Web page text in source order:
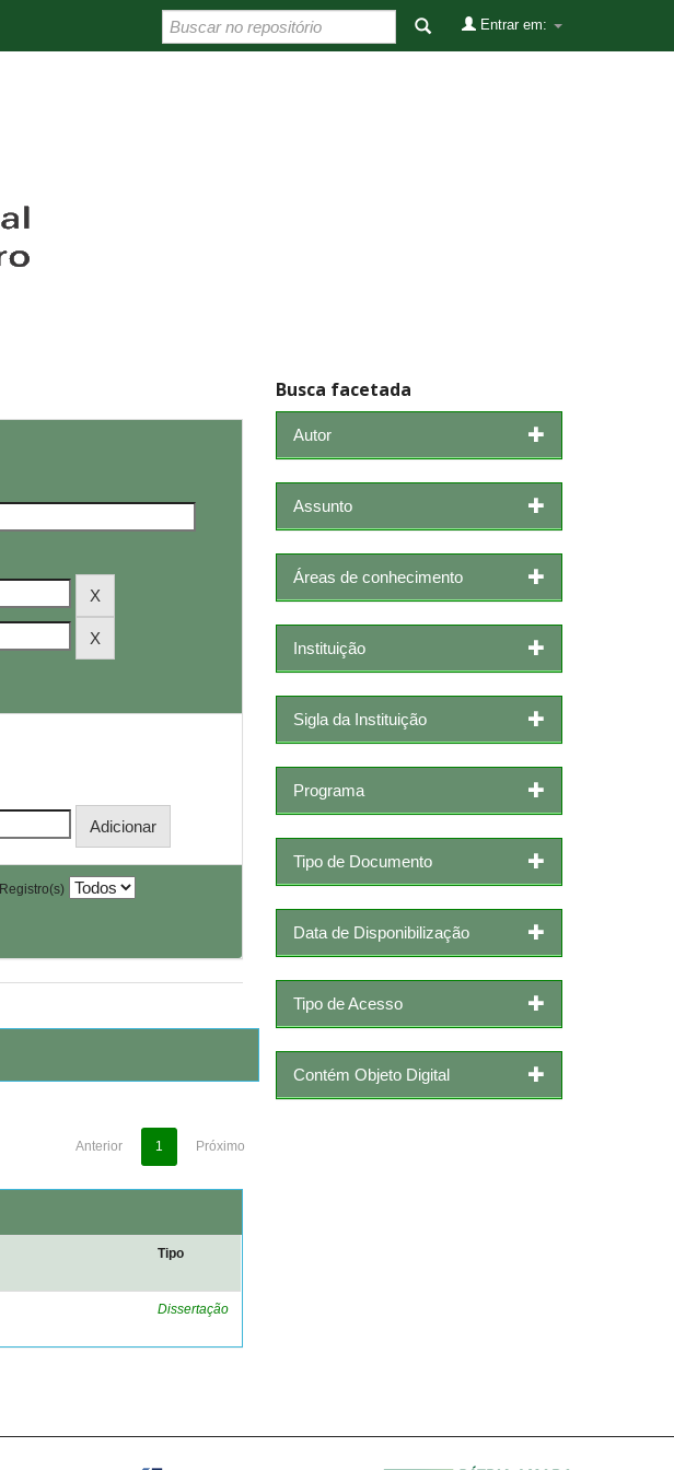
Entrar em:
Registro(s)
Anterior 1 Próximo
Tipo
Dissertação
Busca facetada
Autor
Assunto
Áreas de conhecimento
Instituição
Sigla da Instituição
Programa
Tipo de Documento
Data de Disponibilização
Tipo de Acesso
Contém Objeto Digital